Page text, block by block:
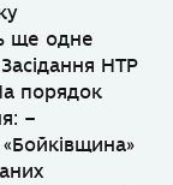
ще одне
НТР
порядок
–